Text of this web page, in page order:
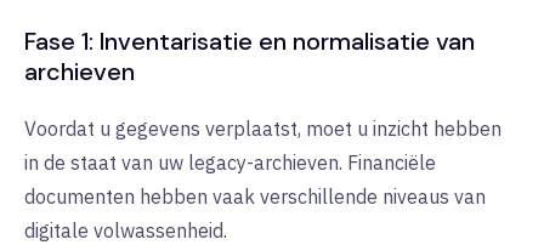
Fase 1: Inventarisatie en normalisatie van
archieven
Voordat u gegevens verplaatst, moet u inzicht hebben
in de staat van uw legacy-archieven. Financiële
documenten hebben vaak verschillende niveaus van
digitale volwassenheid.